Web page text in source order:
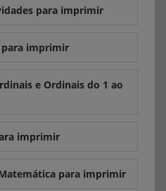
para imprimir
para imprimir
e Ordinais do 1 ao
imprimir
para imprimir